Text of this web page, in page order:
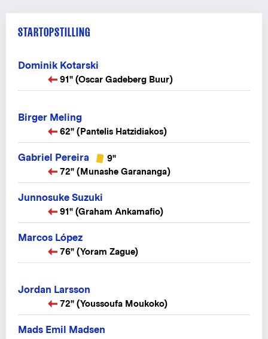
STARTOPSTILLING
Dominik Kotarski
91" (Oscar Gadeberg Buur)
Birger Meling
62" (Pantelis Hatzidiakos)
Gabriel Pereira
9"
72" (Munashe Garananga)
Junnosuke Suzuki
91" (Graham Ankamafio)
Marcos López
76" (Yoram Zague)
Jordan Larsson
72" (Youssoufa Moukoko)
Mads Emil Madsen